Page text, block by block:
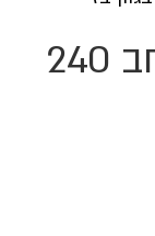
ספה דגם MASON רוחב 240